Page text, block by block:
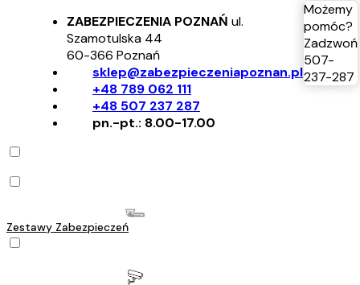
ZABEZPIECZENIA POZNAŃ ul.
Szamotulska 44
60-366 Poznań
sklep@zabezpieczeniapoznan.pl
+48 789 062 111
+48 507 237 287
pn.-pt.: 8.00-17.00
Możemy
pomóc?
Zadzwoń
507-
237-287
Zestawy Zabezpieczeń